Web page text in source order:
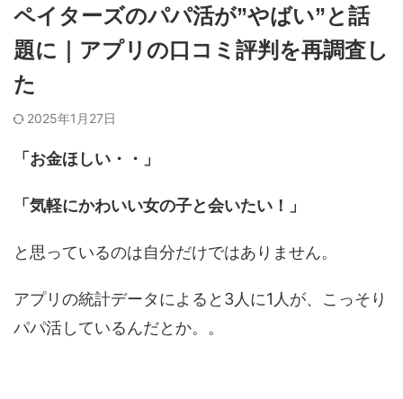
ペイターズのパパ活が”やばい”と話
題に｜アプリの口コミ評判を再調査し
た
2025年1月27日
「お金ほしい・・」
「気軽にかわいい女の子と会いたい！」
と思っているのは自分だけではありません。
アプリの統計データによると3人に1人が、こっそり
パパ活しているんだとか。。